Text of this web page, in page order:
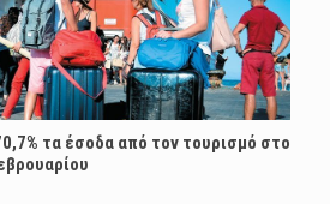
τα έσοδα από τον τουρισμό στο